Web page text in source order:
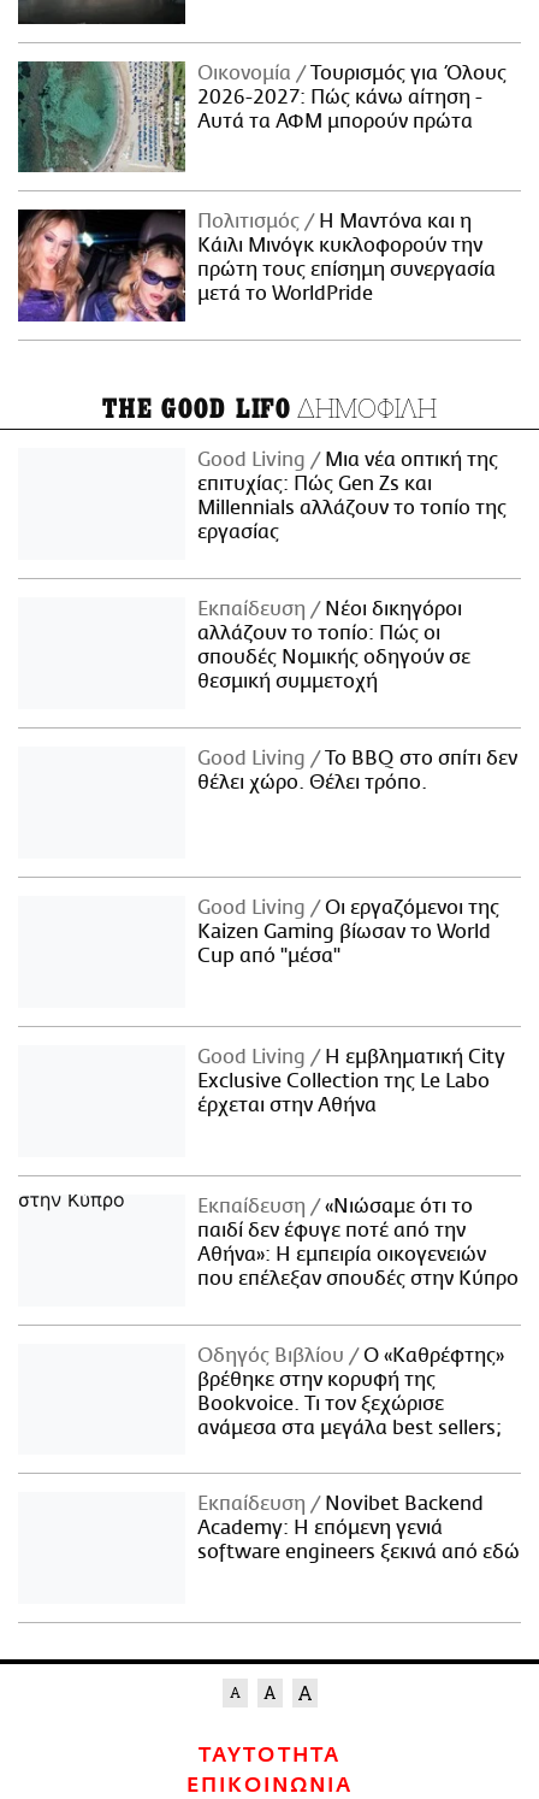
Οικονομία
Τουρισμός για Όλους
2026-2027: Πώς κάνω αίτηση -
Αυτά τα ΑΦΜ μπορούν πρώτα
Πολιτισμός
Η Μαντόνα και η
Κάιλι Μινόγκ κυκλοφορούν την
πρώτη τους επίσημη συνεργασία
μετά το WorldPride
THE GOOD LIFO ΔΗΜΟΦΙΛΗ
Good Living
Μια νέα οπτική της
επιτυχίας: Πώς Gen Zs και
Millennials αλλάζουν το τοπίο της
εργασίας
Εκπαίδευση
Νέοι δικηγόροι
αλλάζουν το τοπίο: Πώς οι
σπουδές Νομικής οδηγούν σε
θεσμική συμμετοχή
Good Living
Το BBQ στο σπίτι δεν
θέλει χώρο. Θέλει τρόπο.
Good Living
Οι εργαζόμενοι της
Kaizen Gaming βίωσαν το World
Cup από "μέσα"
Good Living
Η εμβληματική City
Exclusive Collection της Le Labo
έρχεται στην Αθήνα
Εκπαίδευση
«Νιώσαμε ότι το
παιδί δεν έφυγε ποτέ από την
Αθήνα»: Η εμπειρία οικογενειών
που επέλεξαν σπουδές στην Κύπρο
Οδηγός Βιβλίου
Ο «Καθρέφτης»
βρέθηκε στην κορυφή της
Bookvoice. Τι τον ξεχώρισε
ανάμεσα στα μεγάλα best sellers;
Εκπαίδευση
Novibet Backend
Academy: Η επόμενη γενιά
software engineers ξεκινά από εδώ
ΤΑΥΤΟΤΗΤΑ
ΕΠΙΚΟΙΝΩΝΙΑ